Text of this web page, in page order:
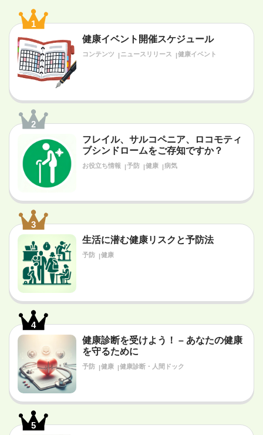
1
健康イベント開催スケジュール
コンテンツ ニュースリリース 健康イベント
2
フレイル、サルコペニア、ロコモティ
ブシンドロームをご存知ですか？
お役立ち情報 予防 健康 病気
3
生活に潜む健康リスクと予防法
予防 健康
4
健康診断を受けよう！ – あなたの健康
を守るために
予防 健康 健康診断・人間ドック
5